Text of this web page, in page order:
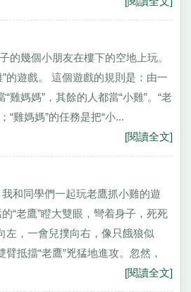
的幾個小朋友在樓下的空地上玩。
的遊戲。 這個遊戲的規則是：由一
雞媽媽”，其餘的人都當“小雞”。“老
“雞媽媽”的任務是把“小...
[閱讀全文]
和同學們一起玩老鷹抓小雞的遊
“老鷹”瞪大雙眼，彎着身子，死死
左，一會兒撲向右，像只餓狼似
臂抵擋“老鷹”兇猛地進攻。忽然，
[閱讀全文]